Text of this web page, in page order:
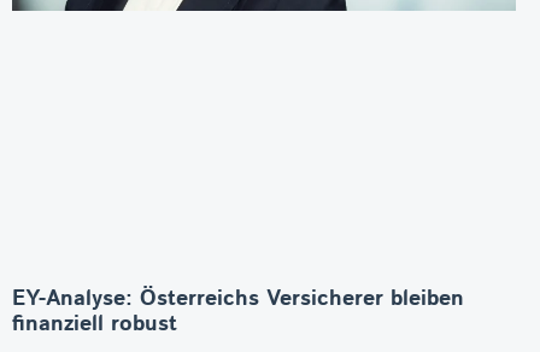
EY-Analyse: Österreichs Versicherer bleiben
finanziell robust